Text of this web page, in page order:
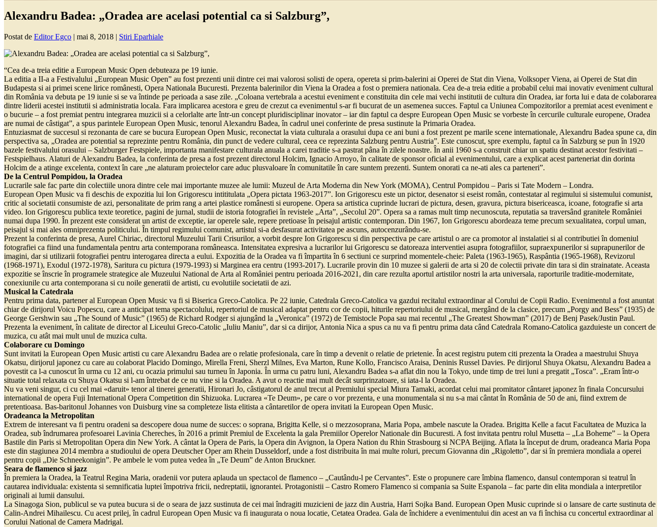
Alexandru Badea: „Oradea are acelasi potential ca si Salzburg”,
Postat de Editor Egco | mai 8, 2018 | Stiri Eparhiale
“Cea de-a treia editie a European Music Open debuteaza pe 19 iunie.
La editia a II-a a Festivalului „European Music Open” au fost prezenti unii dintre cei mai valorosi solisti de opera, opereta si prim-balerini ai Operei de Stat din Viena, Volksoper Viena, ai Operei de Stat din
Budapesta si ai primei scene lirice românesti, Opera Nationala Bucuresti. Prezenta balerinilor din Viena la Oradea a fost o premiera nationala. Cea de-a treia editie a probabil celui mai inovativ eveniment cultural
din România va debuta pe 19 iunie si se va întinde pe perioada a sase zile. „Coloana vertebrala a acestui eveniment e constituita din cele mai vechi institutii de cultura din Oradea, iar forta lui e data de colaborarea
dintre liderii acestei institutii si administratia locala. Fara implicarea acestora e greu de crezut ca evenimentul s-ar fi bucurat de un asemenea succes. Faptul ca Uniunea Compozitorilor a premiat acest eveniment e
o bucurie – a fost premiat pentru integrarea muzicii si a celorlalte arte într-un concept pluridisciplinar inovator – iar din faptul ca despre European Open Music se vorbeste în cercurile culturale europene, Oradea
are numai de câstigat”, a spus parintele European Open Music, tenorul Alexandru Badea, în cadrul unei conferinte de presa sustinute la Primaria Oradea.
Entuziasmat de succesul si rezonanta de care se bucura European Open Music, reconectat la viata culturala a orasului dupa ce ani buni a fost prezent pe marile scene internationale, Alexandru Badea spune ca, din
perspectiva sa, „Oradea are potential sa reprezinte pentru România, din punct de vedere cultural, ceea ce reprezinta Salzburg pentru Austria”. Este cunoscut, spre exemplu, faptul ca în Salzburg se pun în 1920
bazele festivalului orasului – Salzburger Festspiele, importanta manifestare culturala anuala a carei traditie s-a pastrat pâna în zilele noastre. În anii 1960 s-a construit chiar un spatiu destinat acestor festivitati –
Festspielhaus. Alaturi de Alexandru Badea, la conferinta de presa a fost prezent directorul Holcim, Ignacio Arroyo, în calitate de sponsor oficial al evenimentului, care a explicat acest parteneriat din dorinta
Holcim de a atinge excelenta, context în care „ne alaturam proiectelor care aduc plusvaloare în comunitatile în care suntem prezenti. Suntem onorati ca ne-ati ales ca parteneri”.
De la Centrul Pompidou, la Oradea
Lucrarile sale fac parte din colectiile unora dintre cele mai importante muzee ale lumii: Muzeul de Arta Moderna din New York (MOMA), Centrul Pompidou – Paris si Tate Modern – Londra.
European Open Music va fi deschis de expozitia lui Ion Grigorescu intititulata „Opera pictata 1963-2017”. Ion Grigorescu este un pictor, desenator si eseist român, contestatar al regimului si sistemului comunist,
critic al societatii consumiste de azi, personalitate de prim rang a artei plastice românesti si europene. Opera sa artistica cuprinde lucrari de pictura, desen, gravura, pictura bisericeasca, icoane, fotografie si arta
video. Ion Grigorescu publica texte teoretice, pagini de jurnal, studii de istoria fotografiei în revistele „Arta”, „Secolul 20”. Opera sa a ramas mult timp necunoscuta, reputatia sa traversând granitele României
numai dupa 1990. În prezent este considerat un artist de exceptie, iar operele sale, repere pretioase în peisajul artistic contemporan. Din 1967, Ion Grigorescu abordeaza teme precum sexualitatea, corpul uman,
peisajul si mai ales omniprezenta politicului. În timpul regimului comunist, artistul si-a desfasurat activitatea pe ascuns, autocenzurându-se.
Prezent la conferinta de presa, Aurel Chiriac, directorul Muzeului Tarii Crisurilor, a vorbit despre Ion Grigorescu si din perspectiva pe care artistul o are ca promotor al instalatiei si al contributiei în domeniul
fotografiei ca fiind una fundamentala pentru arta contemporana româneasca. Intensitatea expresiva a lucrarilor lui Grigorescu se datoreaza interventiei asupra fotografiilor, supraexpunerilor si suprapunerilor de
imagini, dar si utilizarii fotografiei pentru interogarea directa a eului. Expozitia de la Oradea va fi împartita în 6 sectiuni ce surprind momentele-cheie: Paleta (1963-1965), Raspântia (1965-1968), Revizorul
(1968-1971), Exodul (1972-1978), Saritura cu pictura (1979-1993) si Marginea era centru (1993-2017). Lucrarile provin din 10 muzee si galerii de arta si 20 de colectii private din tara si din strainatate. Aceasta
expozitie se înscrie în programele strategice ale Muzeului National de Arta al României pentru perioada 2016-2021, din care rezulta aportul artistilor nostri la arta universala, raporturile traditie-modernitate,
conexiunile cu arta contemporana si cu noile generatii de artisti, cu evolutiile societatii de azi.
Musical la Catedrala
Pentru prima data, partener al European Open Music va fi si Biserica Greco-Catolica. Pe 22 iunie, Catedrala Greco-Catolica va gazdui recitalul extraordinar al Corului de Copii Radio. Evenimentul a fost anuntat
chiar de dirijorul Voicu Popescu, care a anticipat tema spectacolului, repertoriul de musical adaptat pentru cor de copii, hiturile repertoriului de musical, mergând de la clasice, precum „Porgy and Bess” (1935) de
George Gershwin sau „The Sound of Music” (1965) de Richard Rodger si ajungând la „Veronica” (1972) de Temistocle Popa sau mai recentul „The Greatest Showman” (2017) de Benj Pasek/Justin Paul.
Prezenta la eveniment, în calitate de director al Liceului Greco-Catolic „Iuliu Maniu”, dar si ca dirijor, Antonia Nica a spus ca nu va fi pentru prima data când Catedrala Romano-Catolica gazduieste un concert de
muzica, cu atât mai mult unul de muzica culta.
Colaborare cu Domingo
Sunt invitati la European Open Music artisti cu care Alexandru Badea are o relatie profesionala, care în timp a devenit o relatie de prietenie. În acest registru putem citi prezenta la Oradea a maestrului Shuya
Okatsu, dirijorul japonez cu care au colaborat Placido Domingo, Mirella Freni, Sherzl Milnes, Eva Marton, Rune Kollo, Francisco Araisa, Deninis Russel Davies. Pe dirijorul Shuya Okatsu, Alexandru Badea a
povestit ca l-a cunoscut în urma cu 12 ani, cu ocazia primului sau turneu în Japonia. În urma cu patru luni, Alexandru Badea s-a aflat din nou la Tokyo, unde timp de trei luni a pregatit „Tosca”. „Eram într-o
situatie total relaxata cu Shuya Okatsu si l-am întrebat de ce nu vine si la Oradea. A avut o reactie mai mult decât surprinzatoare, si iata-l la Oradea.
Nu va veni singur, ci cu cel mai «daruit» tenor al tinerei generatii, Hironari Jo, câstigatorul de anul trecut al Premiului special Miura Tamaki, acordat celui mai promitator cântaret japonez în finala Concursului
international de opera Fuji International Opera Competition din Shizuoka. Lucrarea «Te Deum», pe care o vor prezenta, e una monumentala si nu s-a mai cântat în România de 50 de ani, fiind extrem de
pretentioasa. Bas-baritonul Johannes von Duisburg vine sa completeze lista elitista a cântaretilor de opera invitati la European Open Music.
Oradeanca la Metropolitan
Extrem de interesant va fi pentru oradeni sa descopere doua nume de succes: o soprana, Brigitta Kelle, si o mezzosoprana, Maria Popa, ambele nascute la Oradea. Brigitta Kelle a facut Facultatea de Muzica la
Oradea, sub îndrumarea profesoarei Lavinia Chereches, în 2016 a primit Premiul de Excelenta la gala Premiilor Operelor Nationale din Bucuresti. A fost invitata pentru rolul Musetta – „La Boheme” – la Opera
Bastile din Paris si Metropolitan Opera din New York. A cântat la Opera de Paris, la Opera din Avignon, la Opera Nation du Rhin Strasbourg si NCPA Beijing. Aflata la început de drum, oradeanca Maria Popa
este din stagiunea 2014 membra a studioului de opera Deutscher Oper am Rhein Dusseldorf, unde a fost distribuita în mai multe roluri, precum Giovanna din „Rigoletto”, dar si în premiera mondiala a operei
pentru copii „Die Schneekonigin”. Pe ambele le vom putea vedea în „Te Deum” de Anton Bruckner.
Seara de flamenco si jazz
În premiera la Oradea, la Teatrul Regina Maria, oradenii vor putera aplauda un spectacol de flamenco – „Cautându-l pe Cervantes”. Este o propunere care îmbina flamenco, dansul contemporan si teatrul în
cautarea individuala: existenta si semnificatia luptei împotriva fricii, nedreptatii, ignorantei. Protagonistii – Castro Romero Flamenco si compania sa Suite Espanola – fac parte din elita mondiala a interpretilor
originali ai lumii dansului.
La Sinagoga Sion, publicul se va putea bucura si de o seara de jazz sustinuta de cei mai îndragiti muzicieni de jazz din Austria, Harri Sojka Band. European Open Music cuprinde si o lansare de carte sustinuta de
Calin-Andrei Mihailescu. Cu acest prilej, în cadrul European Open Music va fi inaugurata o noua locatie, Cetatea Oradea. Gala de închidere a evenimentului din acest an va fi închisa cu concertul extraordinar al
Corului National de Camera Madrigal.